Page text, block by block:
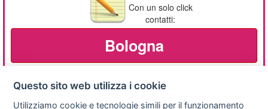
Con un solo click
contatti:
Bologna
Privacy Avviso Scrivici
Questo sito web utilizza i cookie
Utilizziamo cookie e tecnologie simili per il funzionamento